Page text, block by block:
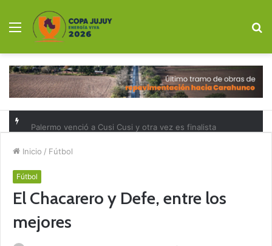
Menú
Inicio / Fútbol
Fútbol
El Chacarero y Defe, entre los
mejores